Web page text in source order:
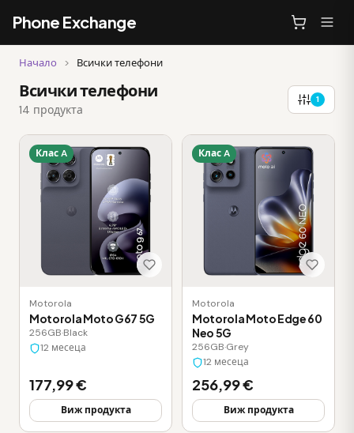
Phone Exchange
Начало > Всички телефони
Всички телефони
14 продукта
1
Клас A
Motorola
Motorola Moto G67 5G
256GB·Black
12 месеца
177,99 €
Виж продукта
Клас A
Motorola
Motorola Moto Edge 60
Neo 5G
256GB·Grey
12 месеца
256,99 €
Виж продукта